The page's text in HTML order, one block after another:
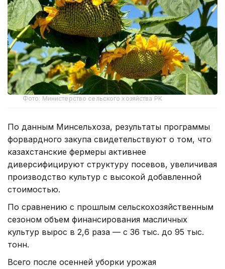
Фото: Министерство сельского хозяйства РК
По данным Минсельхоза, результаты программы
форвардного закупа свидетельствуют о том, что
казахстанские фермеры активнее
диверсифицируют структуру посевов, увеличивая
производство культур с высокой добавленной
стоимостью.
По сравнению с прошлым сельскохозяйственным
сезоном объем финансирования масличных
культур вырос в 2,6 раза — с 36 тыс. до 95 тыс.
тонн.
Всего после осенней уборки урожая